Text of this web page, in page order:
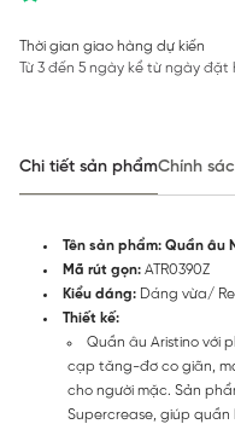
Thời gian giao hàng dự kiến
Từ 3 đến 5 ngày kể từ ngày đặt
Chi tiết sản phẩmChính
Tên sản phẩm: Quần âu
Mã rút gọn: ATR0390Z
Kiểu dáng: Dáng vừa/
Thiết kế:
Quần âu Aristino với
cạp tăng-đơ co giãn,
cho người mặc. Sản
Supercrease, giúp